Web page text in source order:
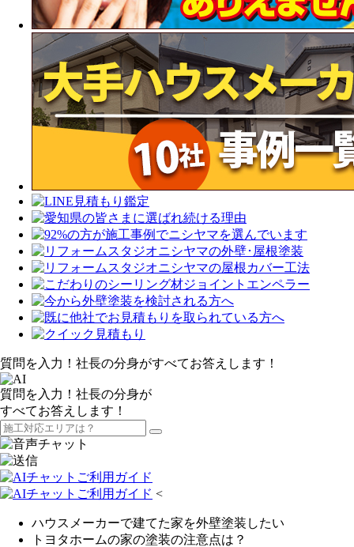
質問を入力！社長の分身がすべてお答えします！
質問を入力！社長の分身が
すべてお答えします！
<
ハウスメーカーで建てた家を外壁塗装したい
トヨタホームの家の塗装の注意点は？